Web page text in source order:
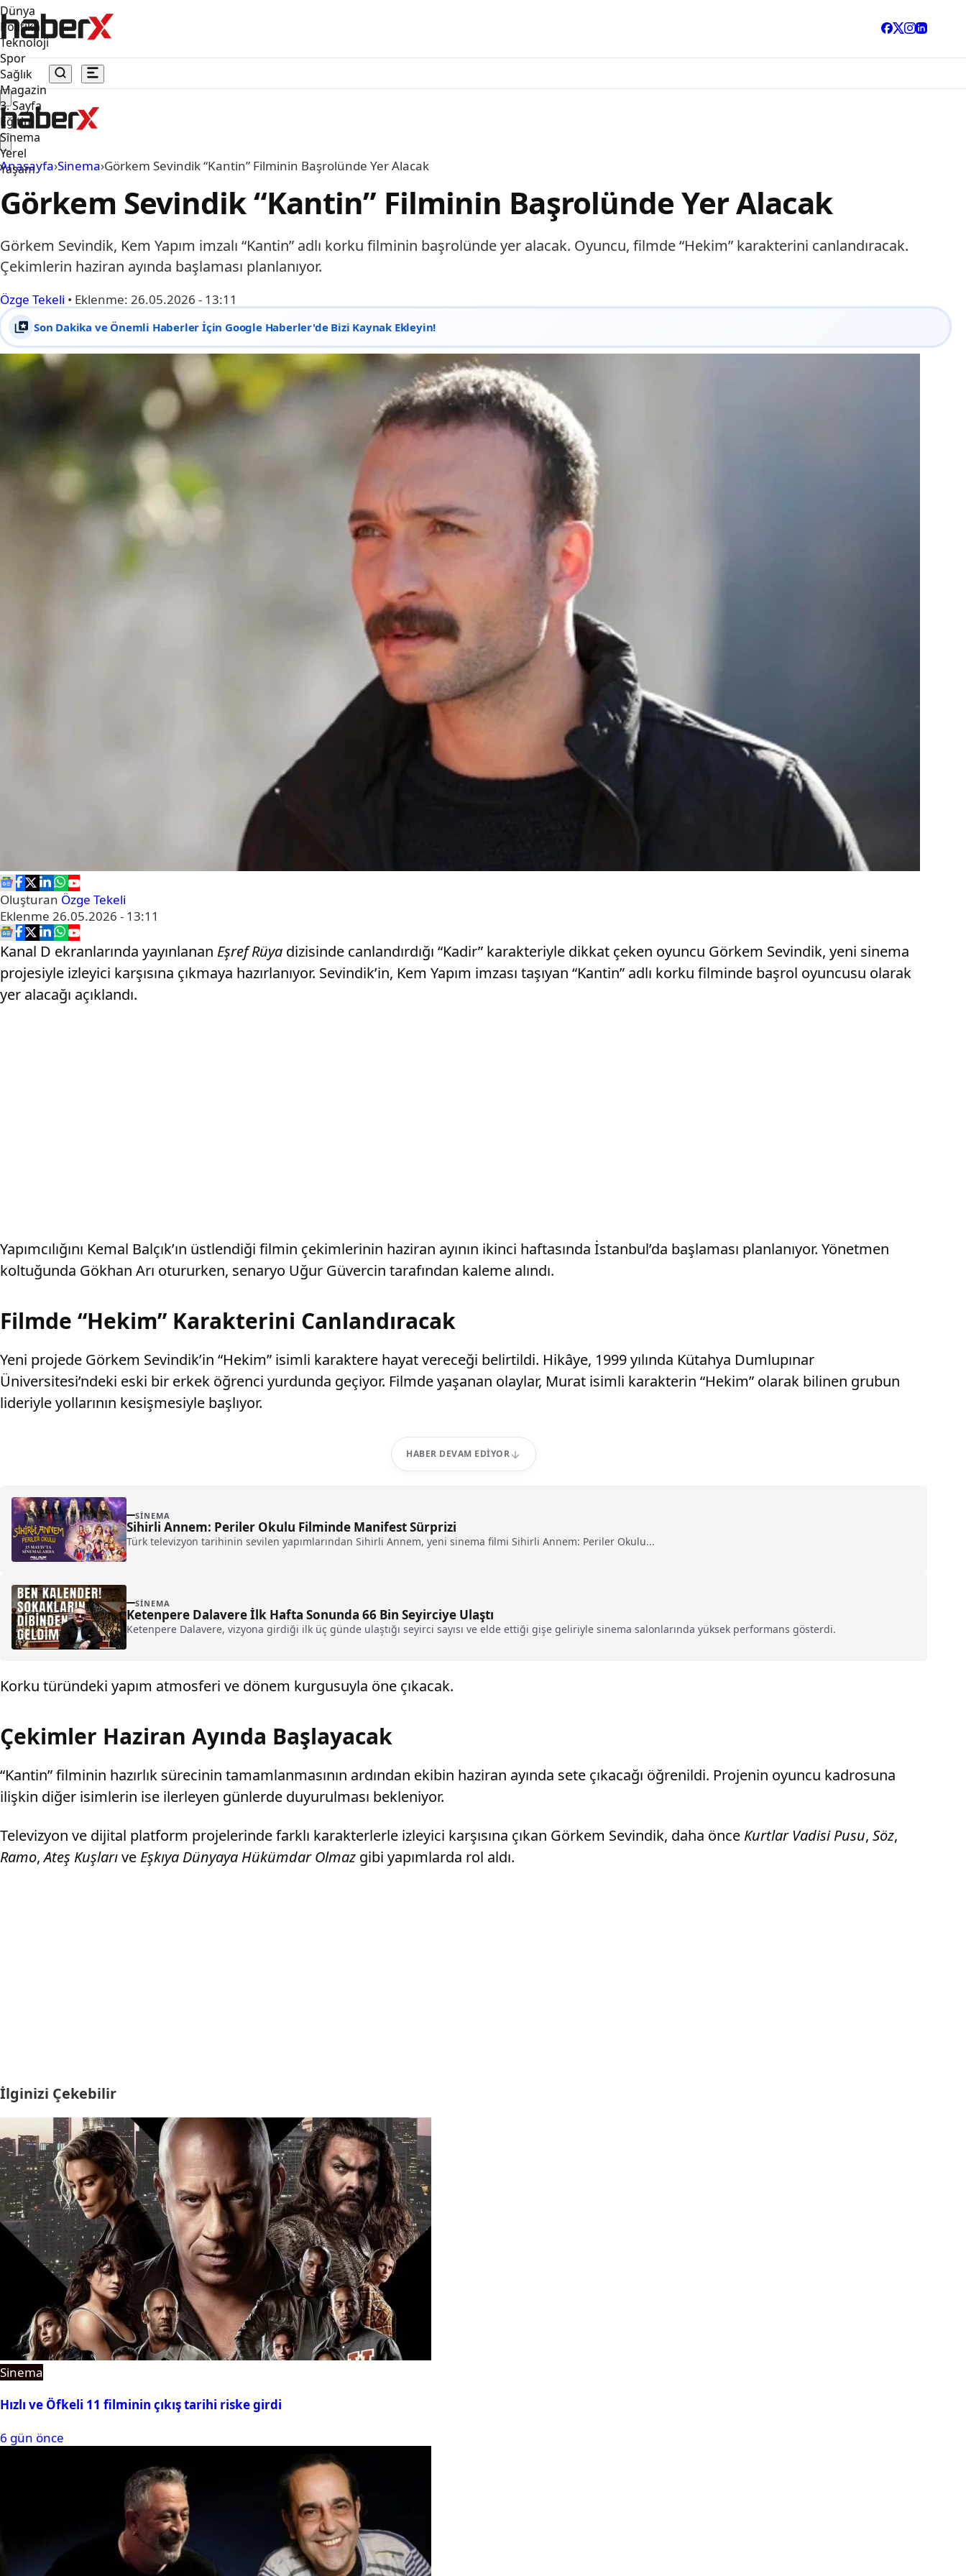
Dünya
Politika
Teknoloji
Spor
Sağlık
Magazin
3. Sayfa
Eğitim
Sinema
Yerel
Yaşam
Anasayfa›Sinema›Görkem Sevindik “Kantin” Filminin Başrolünde Yer Alacak
Görkem Sevindik “Kantin” Filminin Başrolünde Yer Alacak
Görkem Sevindik, Kem Yapım imzalı “Kantin” adlı korku filminin başrolünde yer alacak. Oyuncu, filmde “Hekim” karakterini canlandıracak.
Çekimlerin haziran ayında başlaması planlanıyor.
Özge Tekeli • Eklenme: 26.05.2026 - 13:11
Son Dakika ve Önemli Haberler İçin Google Haberler'de Bizi Kaynak Ekleyin!
Oluşturan Özge Tekeli
Eklenme 26.05.2026 - 13:11
Kanal D ekranlarında yayınlanan Eşref Rüya dizisinde canlandırdığı “Kadir” karakteriyle dikkat çeken oyuncu Görkem Sevindik, yeni sinema
projesiyle izleyici karşısına çıkmaya hazırlanıyor. Sevindik’in, Kem Yapım imzası taşıyan “Kantin” adlı korku filminde başrol oyuncusu olarak
yer alacağı açıklandı.
Yapımcılığını Kemal Balçık’ın üstlendiği filmin çekimlerinin haziran ayının ikinci haftasında İstanbul’da başlaması planlanıyor. Yönetmen
koltuğunda Gökhan Arı otururken, senaryo Uğur Güvercin tarafından kaleme alındı.
Filmde “Hekim” Karakterini Canlandıracak
Yeni projede Görkem Sevindik’in “Hekim” isimli karaktere hayat vereceği belirtildi. Hikâye, 1999 yılında Kütahya Dumlupınar
Üniversitesi’ndeki eski bir erkek öğrenci yurdunda geçiyor. Filmde yaşanan olaylar, Murat isimli karakterin “Hekim” olarak bilinen grubun
lideriyle yollarının kesişmesiyle başlıyor.
HABER DEVAM EDIYOR
SINEMA
Sihirli Annem: Periler Okulu Filminde Manifest Sürprizi
Türk televizyon tarihinin sevilen yapımlarından Sihirli Annem, yeni sinema filmi Sihirli Annem: Periler Okulu...
SINEMA
Ketenpere Dalavere İlk Hafta Sonunda 66 Bin Seyirciye Ulaştı
Ketenpere Dalavere, vizyona girdiği ilk üç günde ulaştığı seyirci sayısı ve elde ettiği gişe geliriyle sinema salonlarında yüksek performans gösterdi.
Korku türündeki yapım atmosferi ve dönem kurgusuyla öne çıkacak.
Çekimler Haziran Ayında Başlayacak
“Kantin” filminin hazırlık sürecinin tamamlanmasının ardından ekibin haziran ayında sete çıkacağı öğrenildi. Projenin oyuncu kadrosuna
ilişkin diğer isimlerin ise ilerleyen günlerde duyurulması bekleniyor.
Televizyon ve dijital platform projelerinde farklı karakterlerle izleyici karşısına çıkan Görkem Sevindik, daha önce Kurtlar Vadisi Pusu, Söz,
Ramo,Ateş Kuşlarıve Eşkıya Dünyaya Hükümdar Olmaz gibi yapımlarda rol aldı.
İlginizi Çekebilir
Sinema
Hızlı ve Öfkeli 11 filminin çıkış tarihi riske girdi
6 gün önce